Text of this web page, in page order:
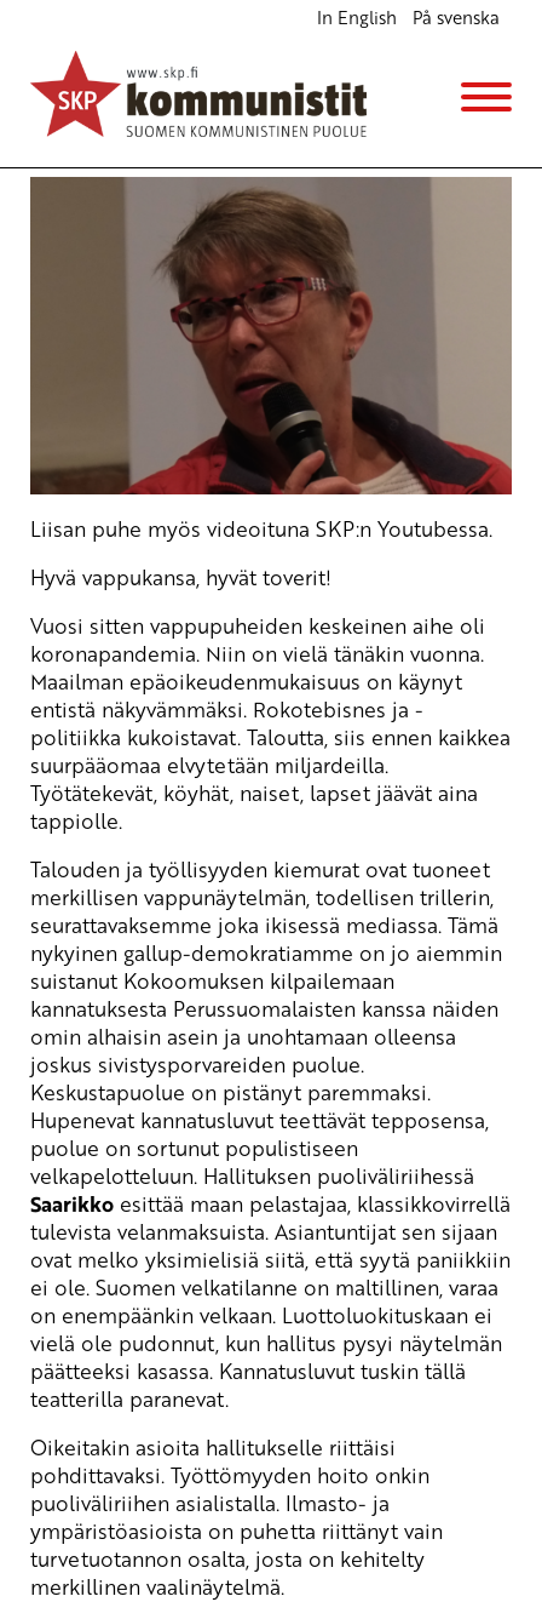
In English På svenska
SKP:n varapuheenjohtaja Liisa Taskisen
vappupuhe 2021
Ajankohtaista Avainsanat:Liisa Taskinen
vappu
1.5.2021 - 13:46
SKP
Liisan puhe myös videoituna SKP:n Youtubessa.
Hyvä vappukansa, hyvät toverit!
Vuosi sitten vappupuheiden keskeinen aihe oli
koronapandemia. Niin on vielä tänäkin vuonna.
Maailman epäoikeudenmukaisuus on käynyt
entistä näkyvämmäksi. Rokotebisnes ja -
politiikka kukoistavat. Taloutta, siis ennen kaikkea
suurpääomaa elvytetään miljardeilla.
Työtätekevät, köyhät, naiset, lapset jäävät aina
tappiolle.
Talouden ja työllisyyden kiemurat ovat tuoneet
merkillisen vappunäytelmän, todellisen trillerin,
seurattavaksemme joka ikisessä mediassa. Tämä
nykyinen gallup-demokratiamme on jo aiemmin
suistanut Kokoomuksen kilpailemaan
kannatuksesta Perussuomalaisten kanssa näiden
omin alhaisin asein ja unohtamaan olleensa
joskus sivistysporvareiden puolue.
Keskustapuolue on pistänyt paremmaksi.
Hupenevat kannatusluvut teettävät tepposensa,
puolue on sortunut populistiseen
velkapelotteluun. Hallituksen puoliväliriihessä
Saarikko esittää maan pelastajaa, klassikkovirrellä
tulevista velanmaksuista. Asiantuntijat sen sijaan
ovat melko yksimielisiä siitä, että syytä paniikkiin
ei ole. Suomen velkatilanne on maltillinen, varaa
on enempäänkin velkaan. Luottoluokituskaan ei
vielä ole pudonnut, kun hallitus pysyi näytelmän
päätteeksi kasassa. Kannatusluvut tuskin tällä
teatterilla paranevat.
Oikeitakin asioita hallitukselle riittäisi
pohdittavaksi. Työttömyyden hoito onkin
puoliväliriihen asialistalla. Ilmasto- ja
ympäristöasioista on puhetta riittänyt vain
turvetuotannon osalta, josta on kehitelty
merkillinen vaalinäytelmä.